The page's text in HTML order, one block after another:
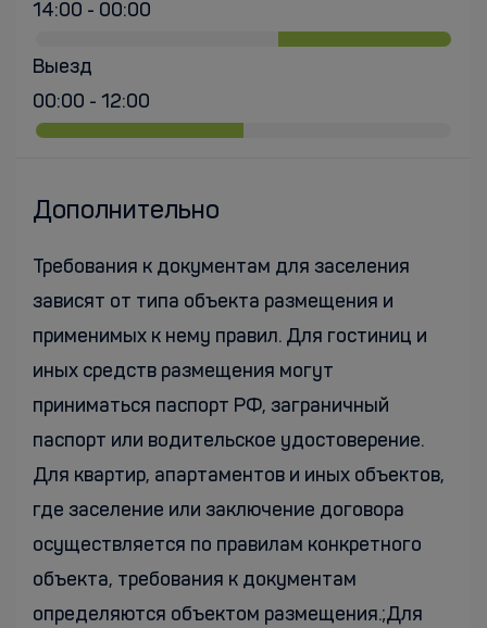
14:00 - 00:00
Выезд
00:00 - 12:00
Дополнительно
Требования к документам для заселения
зависят от типа объекта размещения и
применимых к нему правил. Для гостиниц и
иных средств размещения могут
приниматься паспорт РФ, заграничный
паспорт или водительское удостоверение.
Для квартир, апартаментов и иных объектов,
где заселение или заключение договора
осуществляется по правилам конкретного
объекта, требования к документам
определяются объектом размещения.;Для